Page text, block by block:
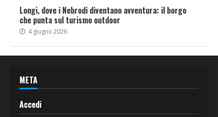
Longi, dove i Nebrodi diventano avventura: il borgo
che punta sul turismo outdoor
4 giugno 2026
META
Accedi